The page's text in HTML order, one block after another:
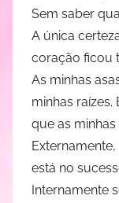
Sem saber
A única
coração ficou
As minhas
minhas raízes.
que as
está no
Internamente